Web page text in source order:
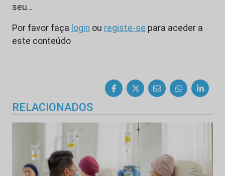
seu…
Por favor faça login ou registe-se para aceder a
este conteúdo
RELACIONADOS